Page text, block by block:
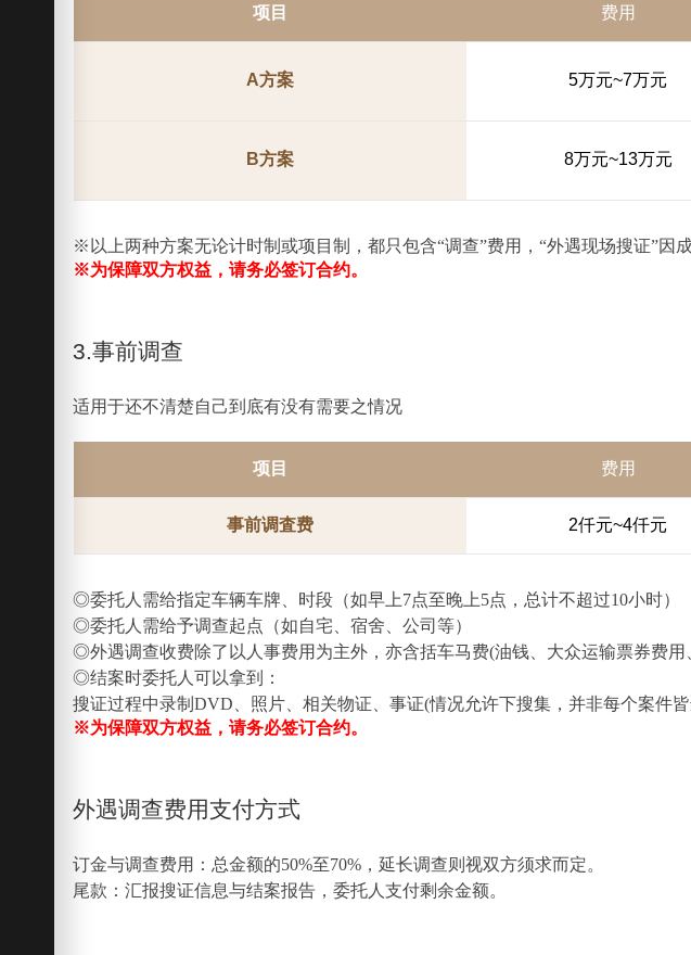
项目 费用
A方案 5万元~7万元
B方案 8万元~13万元
※以上两种方案无论计时制或项目制，都只包含“调查”费用，“外遇现场搜证”因
※为保障双方权益，请务必签订合约。
3.事前调查
适用于还不清楚自己到底有没有需要之情况
项目 费用
事前调査费 2仟元~4仟元
◎委托人需给指定车辆车牌、时段（如早上7点至晚上5点，总计不超过10小时）
◎委托人需给予调查起点（如自宅、宿舍、公司等）
◎外遇调查收费除了以人事费用为主外，亦含括车马费(油钱、大众运输票券费
◎结案时委托人可以拿到：
搜证过程中录制DVD、照片、相关物证、事证(情况允许下搜集，并非每个案件
※为保障双方权益，请务必签订合约。
外遇调查费用支付方式
订金与调查费用：总金额的50%至70%，延长调查则视双方须求而定。
尾款：汇报搜证信息与结案报告，委托人支付剩余金额。